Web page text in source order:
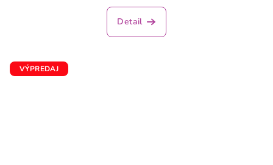
hodnotenie
produktu
Detail
VÝPREDAJ